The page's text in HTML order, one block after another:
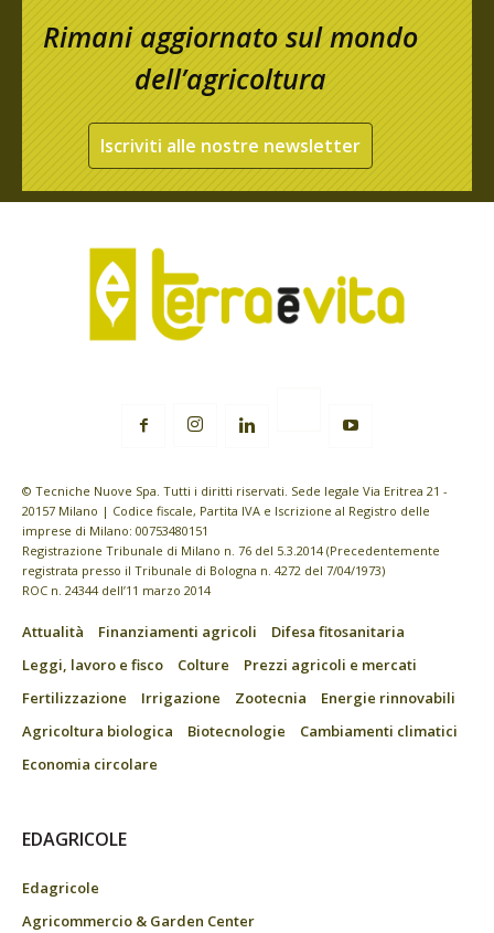
Rimani aggiornato sul mondo
dell’agricoltura
Iscriviti alle nostre newsletter
© Tecniche Nuove Spa. Tutti i diritti riservati. Sede legale Via Eritrea 21 -
20157 Milano | Codice fiscale, Partita IVA e Iscrizione al Registro delle
imprese di Milano: 00753480151
Registrazione Tribunale di Milano n. 76 del 5.3.2014 (Precedentemente
registrata presso il Tribunale di Bologna n. 4272 del 7/04/1973)
ROC n. 24344 dell’11 marzo 2014
Attualità Finanziamenti agricoli
Difesa fitosanitaria
Leggi, lavoro e fisco
Colture
Prezzi agricoli e mercati
Fertilizzazione
Irrigazione Zootecnia
Energie rinnovabili
Agricoltura biologica
Biotecnologie
Cambiamenti climatici
Economia circolare
EDAGRICOLE
Edagricole
Agricommercio & Garden Center